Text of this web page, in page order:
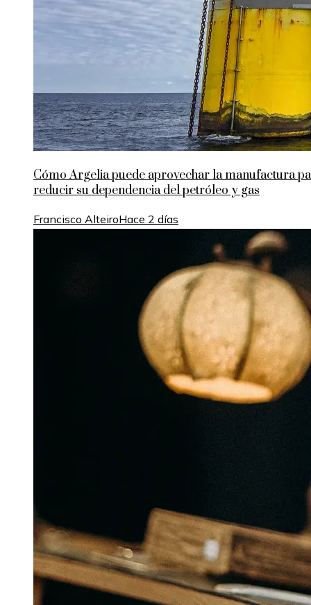
Cómo Argelia puede aprovechar la manufactura
reducir su dependencia del petróleo y gas
Francisco AlteiroHace 2 días